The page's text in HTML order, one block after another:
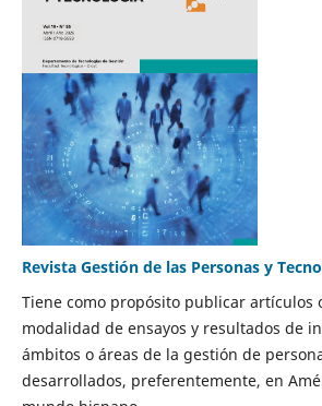
Revista Gestión de las Personas y
Tiene como propósito publicar artículos
modalidad de ensayos y resultados de
ámbitos o áreas de la gestión de
desarrollados, preferentemente, en